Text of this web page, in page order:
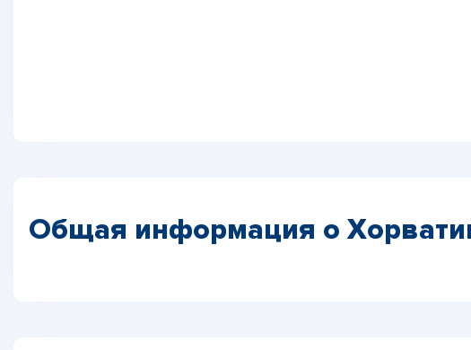
Общая информация о